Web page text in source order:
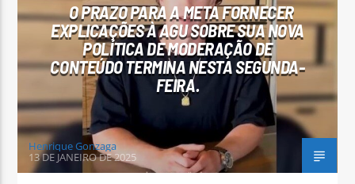
O PRAZO PARA A META FORNECER
EXPLICAÇÕES À AGU SOBRE SUA NOVA
POLÍTICA DE MODERAÇÃO DE
CONTEÚDO TERMINA NESTA SEGUNDA-
FEIRA.
Henrique Gonzaga
13 DE JANEIRO DE 2025